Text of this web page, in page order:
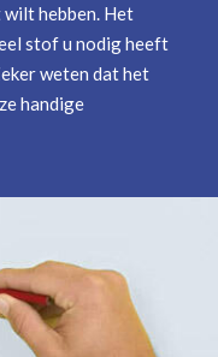
hebben. Het
stof u nodig heeft
weten dat het
handige